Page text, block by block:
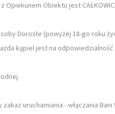
Obiektu jest
Dorosłe (powyżej 18-go roku
kąpiel jest na
uruchamiania - włączania Bani